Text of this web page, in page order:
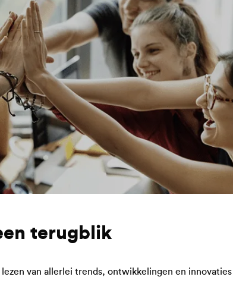
terugblik
van allerlei trends, ontwikkelingen en innovaties